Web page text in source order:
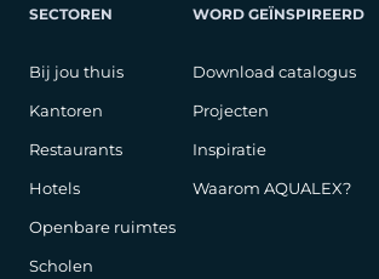
SECTOREN
Bij jou thuis
Kantoren
Restaurants
Hotels
Openbare ruimtes
Scholen
WORD GEÏNSPIREERD
Download catalogus
Projecten
Inspiratie
Waarom AQUALEX?